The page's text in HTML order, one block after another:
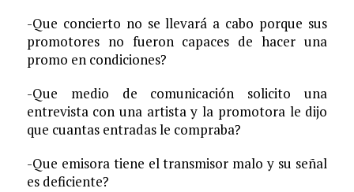
-Que concierto no se llevará a cabo porque sus
promotores no fueron capaces de hacer una
promo en condiciones?
-Que medio de comunicación solicito una
entrevista con una artista y la promotora le dijo
que cuantas entradas le compraba?
-Que emisora tiene el transmisor malo y su señal
es deficiente?